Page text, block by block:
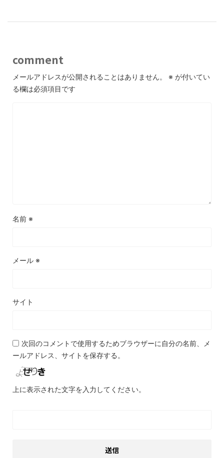
comment
メールアドレスが公開されることはありません。 ※ が付いてい
る欄は必須項目です
名前 ※
メール ※
サイト
次回のコメントで使用するためブラウザーに自分の名前、メ
ールアドレス、サイトを保存する。
上に表示された文字を入力してください。